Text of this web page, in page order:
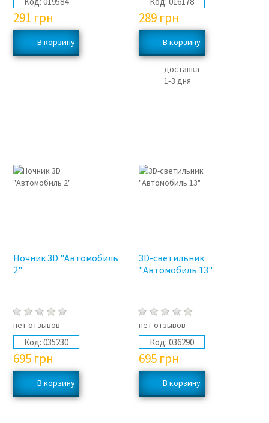
291 грн 289 грн
доставка
1‑3 дня
Ночник 3D "Автомобиль
2"
нет отзывов
Код: 035230
695 грн
3D-светильник
"Автомобиль 13"
нет отзывов
Код: 036290
695 грн